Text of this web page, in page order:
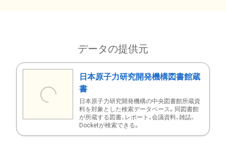
データの提供元
日本原子力研究開発機構図書館蔵
書
日本原子力研究開発機構の中央図書館所蔵資
料を対象とした検索データベース。同図書館
が所蔵する図書、レポート、会議資料、雑誌、
Docketが検索できる。